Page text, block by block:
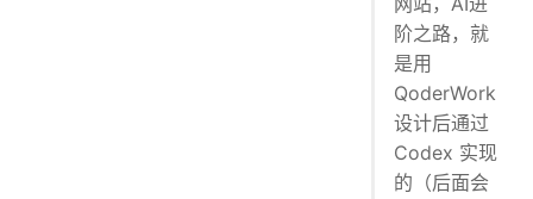
阶之路，就
是用
QoderWork
设计后通过
Codex 实现
的（后面会